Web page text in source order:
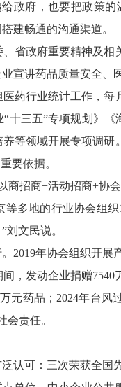
政府，也要把政策
建畅通的沟通渠道。
省政府重要精神及
宣讲药品质量安全、
药行业统计工作，
十三五”专项规划》
等领域开展专项调
要依据。
商招商+活动招商+协
多地的行业协会组
文民说。
2019年协会组织开展
，发动企业捐赠
元药品；2024年台
会责任。
认可：三次荣获全